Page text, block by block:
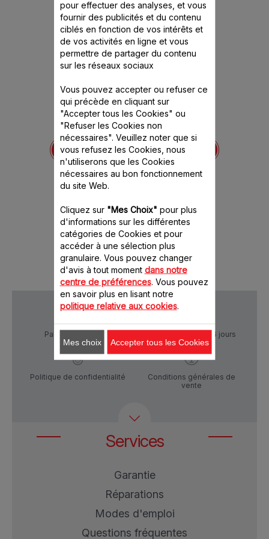
ce produit
Découpe-légumes
Companion XF383110
Râpez et tranchez
directement dans le bol
Stock disponible.
110.00 CHF
Ajouter au panier
Paiement Sécurisé Livraison sous 5 à 6 jours
Politique de confidentialité
Conditions générales de
vente
Services
Garantie
Réparations
Modes d'emploi
Questions fréquentes
pour effectuer des analyses, et vous
fournir des publicités et du contenu
ciblés en fonction de vos intérêts et
de vos activités en ligne et vous
permettre de partager du contenu
sur les réseaux sociaux
Vous pouvez accepter ou refuser ce
qui précède en cliquant sur
"Accepter tous les Cookies" ou
"Refuser les Cookies non
nécessaires". Veuillez noter que si
vous refusez les Cookies, nous
n'utiliserons que les Cookies
nécessaires au bon fonctionnement
du site Web.
Cliquez sur "Mes Choix" pour plus
d'informations sur les différentes
catégories de Cookies et pour
accéder à une sélection plus
granulaire. Vous pouvez changer
d'avis à tout moment dans notre
centre de préférences. Vous pouvez
en savoir plus en lisant notre
politique relative aux cookies.
Mes choix Accepter tous les Cookies